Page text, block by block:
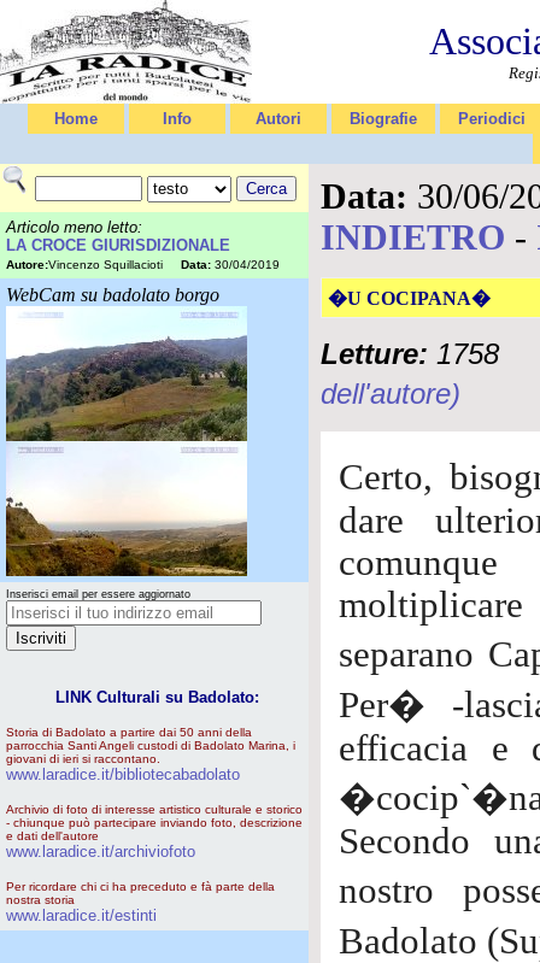
Home Info Autori Biografie Periodici
Articolo meno letto:
LA CROCE GIURISDIZIONALE
Autore:Vincenzo Squillacioti Data: 30/04/2019
WebCam su badolato borgo
Inserisci email per essere aggiornato
LINK Culturali su Badolato:
Storia di Badolato a partire dai 50 anni della
parrocchia Santi Angeli custodi di Badolato Marina, i
giovani di ieri si raccontano.
www.laradice.it/bibliotecabadolato
Archivio di foto di interesse artistico culturale e storico
- chiunque può partecipare inviando foto, descrizione
e dati dell'autore
www.laradice.it/archiviofoto
Per ricordare chi ci ha preceduto e fà parte della
nostra storia
www.laradice.it/estinti
Data: 30/06/
INDIETRO -
�U COCIPANA�
Letture: 1758
dell'autore)
Certo,
dare
separano
Per� -
efficacia e
Secondo
nostro
Badolato